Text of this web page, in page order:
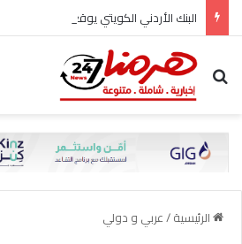
بحث عن
الرئيسية/عربي و دولي